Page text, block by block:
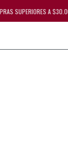
SUPERIORES